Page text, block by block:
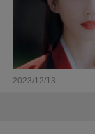
2023/12/13